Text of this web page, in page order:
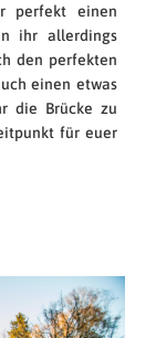
perfekt einen
ihr allerdings
den perfekten
einen etwas
die Brücke zu
für euer